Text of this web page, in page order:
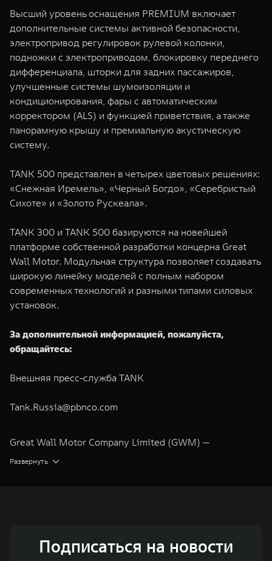
Высший уровень оснащения PREMIUM включает
дополнительные системы активной безопасности,
электропривод регулировок рулевой колонки,
подножки с электроприводом, блокировку переднего
дифференциала, шторки для задних пассажиров,
улучшенные системы шумоизоляции и
кондиционирования, фары с автоматическим
корректором (ALS) и функцией приветствия, а также
панорамную крышу и премиальную акустическую
систему.
TANK 500 представлен в четырех цветовых решениях:
«Снежная Иремель», «Черный Богдо», «Серебристый
Сихоте» и «Золото Рускеала».
TANK 300 и TANK 500 базируются на новейшей
платформе собственной разработки концерна Great
Wall Motor. Модульная структура позволяет создавать
широкую линейку моделей с полным набором
современных технологий и разными типами силовых
установок.
За дополнительной информацией, пожалуйста,
обращайтесь:
Внешняя пресс-служба TANK
Tank.Russia@pbnco.com
Great Wall Motor Company Limited (GWM) —
глобальный производитель внедорожников,
2011 годах соответственно. Сфера деятельности
Развернуть
Подписаться на новости